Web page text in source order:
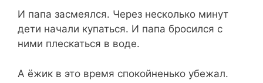
И папа засмеялся. Через несколько минут
дети начали купаться. И папа бросился с
ними плескаться в воде.
А ёжик в это время спокойненько убежал.